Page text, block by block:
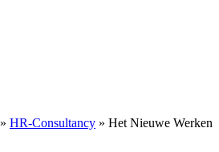
» HR-Consultancy » Het Nieuwe Werken